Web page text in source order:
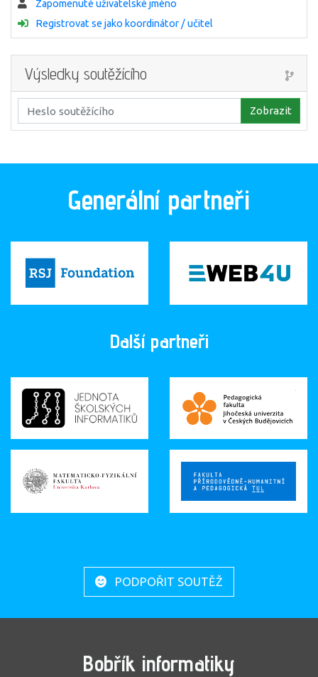
Zapomenuté uživatelské jméno
Registrovat se jako koordinátor / učitel
Výsledky soutěžícího
Zobrazit
Generální partneři
Další partneři
PODPOŘIT SOUTĚŽ
Bobřík informatiky